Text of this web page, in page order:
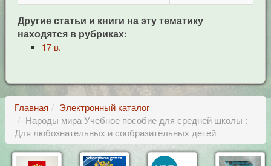
Другие статьи и книги на эту тематику
находятся в рубриках:
17 в.
Главная
Электронный каталог
Народы мира Учебное пособие для средней школы :
Для любознательных и сообразительных детей